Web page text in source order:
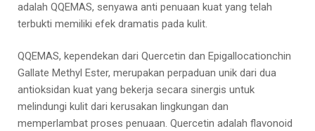
adalah QQEMAS, senyawa anti penuaan kuat yang telah
terbukti memiliki efek dramatis pada kulit.
QQEMAS, kependekan dari Quercetin dan Epigallocationchin
Gallate Methyl Ester, merupakan perpaduan unik dari dua
antioksidan kuat yang bekerja secara sinergis untuk
melindungi kulit dari kerusakan lingkungan dan
memperlambat proses penuaan. Quercetin adalah flavonoid